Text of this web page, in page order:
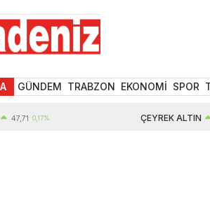
GÜNDEM TRABZON EKONOMİ SPOR
0,17% ÇEYREK ALTIN